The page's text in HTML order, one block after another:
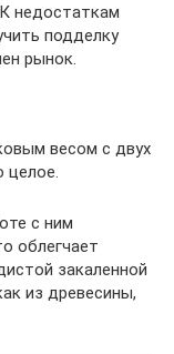
недостаткам
подделку
рынок.
весом с двух
целое.
с ним
облегчает
закаленной
из древесины,